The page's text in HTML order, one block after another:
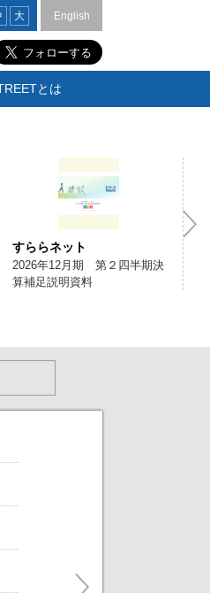
大 English
とは
すららネット
2026年12月期 第２四半期決
算補足説明資料